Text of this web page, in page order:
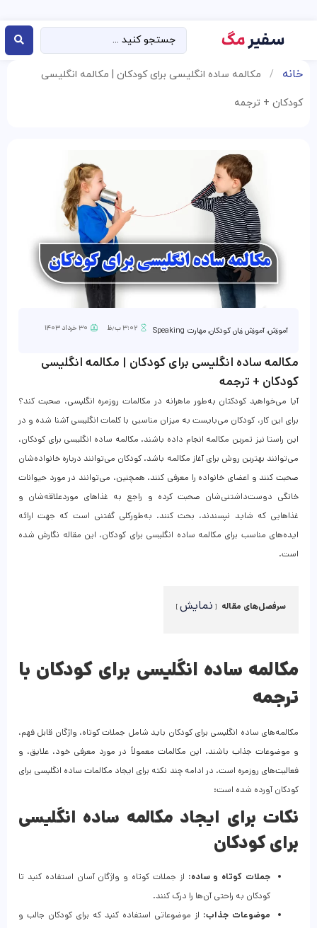
خانه / مکالمه ساده انگلیسی برای کودکان | مکالمه انگلیسی
کودکان + ترجمه
آموزش,آموزش زبان کودکان,مهارت Speaking ۳:۰۲ ب٫ظ ۳۰ خرداد ۱۴۰۳
مکالمه ساده انگلیسی برای کودکان | مکالمه انگلیسی
کودکان + ترجمه
آیا می‌خواهید کودکتان به‌طور ماهرانه در مکالمات روزمره انگلیسی، صحبت کند؟
برای این کار، کودکان می‌بایست به میزان مناسبی با کلمات انگلیسی آشنا شده و در
این راستا نیز تمرین مکالمه انجام داده باشند. مکالمه ساده انگلیسی برای کودکان،
می‌توانند بهترین روش برای آغاز مکالمه باشد. کودکان می‌توانند درباره خانواده‌شان
صحبت کنند و اعضای خانواده را معرفی کنند. همچنین، می‌توانند در مورد حیوانات
خانگی دوست‌داشتنی‌شان صحبت کرده و راجع به غذاهای موردعلاقه‌شان و
غذاهایی که شاید نپسندند، بحث کنند. به‌طورکلی گفتنی است که جهت ارائه
ایده‌های مناسب برای مکالمه ساده انگلیسی برای کودکان، این مقاله نگارش شده
است.
سرفصل‌های مقاله نمایش
مکالمه ساده انگلیسی برای کودکان با
ترجمه
مکالمه‌های ساده انگلیسی برای کودکان باید شامل جملات کوتاه، واژگان قابل فهم،
و موضوعات جذاب باشند. این مکالمات معمولاً در مورد معرفی خود، علایق، و
فعالیت‌های روزمره است. در ادامه چند نکته برای ایجاد مکالمات ساده انگلیسی برای
کودکان آورده شده است:
نکات برای ایجاد مکالمه ساده انگلیسی
برای کودکان
جملات کوتاه و ساده: از جملات کوتاه و واژگان آسان استفاده کنید تا
کودکان به راحتی آن‌ها را درک کنند.
موضوعات جذاب: از موضوعاتی استفاده کنید که برای کودکان جالب و